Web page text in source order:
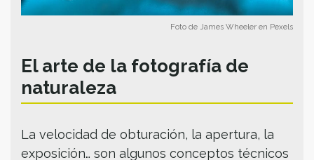
Foto de James Wheeler en Pexels
El arte de la fotografía de
naturaleza
La velocidad de obturación, la apertura, la
exposición… son algunos conceptos técnicos